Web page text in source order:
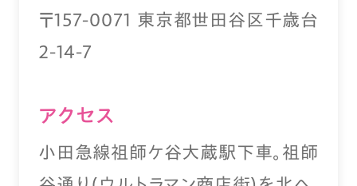
〒157-0071 東京都世田谷区千歳台
2-14-7
アクセス
小田急線祖師ケ谷大蔵駅下車。祖師